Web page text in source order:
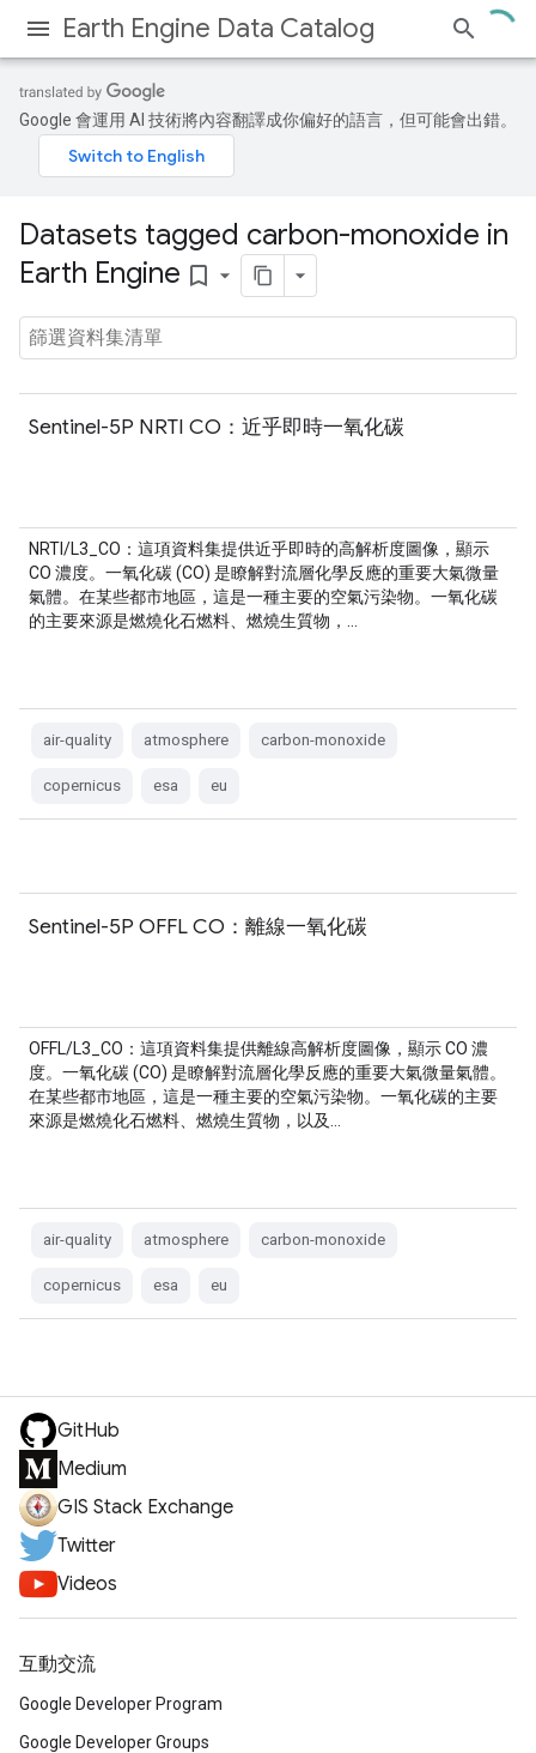
Earth Engine Data Catalog
Google 會運用 AI 技術將內容翻譯成你偏好的語言，但可能會出錯。
Datasets tagged carbon-monoxide in
Earth Engine bookmark_border
Sentinel-5P NRTI CO：近乎即時一氧化碳
NRTI/L3_CO：這項資料集提供近乎即時的高解析度圖像，顯示
CO 濃度。一氧化碳 (CO) 是瞭解對流層化學反應的重要大氣微量
氣體。在某些都市地區，這是一種主要的空氣污染物。一氧化碳
的主要來源是燃燒化石燃料、燃燒生質物，…
air-quality atmosphere carbon-monoxide
copernicus esa eu
Sentinel-5P OFFL CO：離線一氧化碳
OFFL/L3_CO：這項資料集提供離線高解析度圖像，顯示 CO 濃
度。一氧化碳 (CO) 是瞭解對流層化學反應的重要大氣微量氣體。
在某些都市地區，這是一種主要的空氣污染物。一氧化碳的主要
來源是燃燒化石燃料、燃燒生質物，以及…
air-quality atmosphere carbon-monoxide
copernicus esa eu
GitHub
Medium
GIS Stack Exchange
Twitter
Videos
互動交流
Google Developer Program
Google Developer Groups